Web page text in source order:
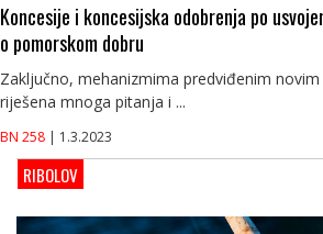
Koncesije i koncesijska odobrenja po
o pomorskom dobru
Zaključno, mehanizmima predviđenim
riješena mnoga pitanja i ...
BN 258 | 1.3.2023
RIBOLOV